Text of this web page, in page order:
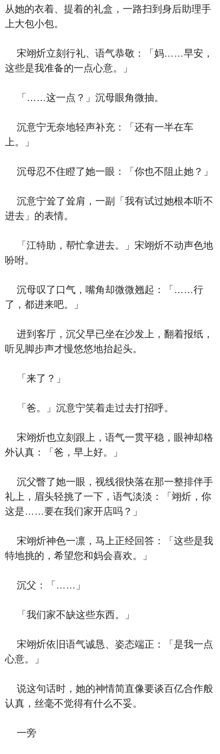
从她的衣着、提着的礼盒，一路扫到身后助理手
上大包小包。
宋翊炘立刻行礼、语气恭敬：「妈……早安，
这些是我准备的一点心意。」
「……这一点？」沉母眼角微抽。
沉意宁无奈地轻声补充：「还有一半在车
上。」
沉母忍不住瞪了她一眼：「你也不阻止她？」
沉意宁耸了耸肩，一副「我有试过她根本听不
进去」的表情。
「江特助，帮忙拿进去。」宋翊炘不动声色地
吩咐。
沉母叹了口气，嘴角却微微翘起：「……行
了，都进来吧。」
进到客厅，沉父早已坐在沙发上，翻着报纸，
听见脚步声才慢悠悠地抬起头。
「来了？」
「爸。」沉意宁笑着走过去打招呼。
宋翊炘也立刻跟上，语气一贯平稳，眼神却格
外认真：「爸，早上好。」
沉父瞥了她一眼，视线很快落在那一整排伴手
礼上，眉头轻挑了一下，语气淡淡：「翊炘，你
这是……要在我们家开店吗？」
宋翊炘神色一凛，马上正经回答：「这些是我
特地挑的，希望您和妈会喜欢。」
沉父：「……」
「我们家不缺这些东西。」
宋翊炘依旧语气诚恳、姿态端正：「是我一点
心意。」
说这句话时，她的神情简直像要谈百亿合作般
认真，丝毫不觉得有什么不妥。
一旁